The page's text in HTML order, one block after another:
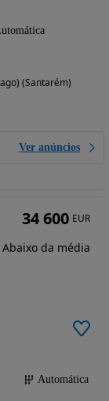
(Santarém)
Ver anúncios
Automática
34 600 EUR
Abaixo da média